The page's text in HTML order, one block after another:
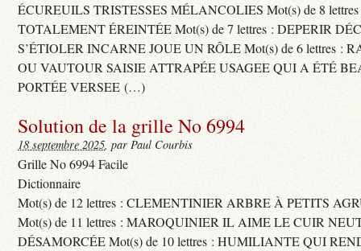
ÉCUREUILS TRISTESSES MÉLANCOLIES Mot(s) de 8
TOTALEMENT ÉREINTÉE Mot(s) de 7 lettres : DEPERIR
S’ÉTIOLER INCARNE JOUE UN RÔLE Mot(s) de 6 lettres :
OU VAUTOUR SAISIE ATTRAPÉE USAGEE QUI A ÉTÉ
PORTÉE VERSEE (…)
Solution de la grille No 6994
18 septembre 2025, par Paul Courbis
Grille No 6994 Facile
Dictionnaire
Mot(s) de 12 lettres : CLEMENTINIER ARBRE À PETITS
Mot(s) de 11 lettres : MAROQUINIER IL AIME LE CUIR
DÉSAMORCÉE Mot(s) de 10 lettres : HUMILIANTE QUI